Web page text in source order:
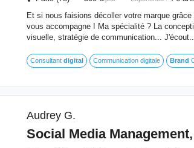
Et si nous faisions décoller votre marque
vous accompagne ! Ma spécialité ? La
visuelle, stratégie de communication...
Consultant digital Communication digitale Brand
Audrey G.
Social Media